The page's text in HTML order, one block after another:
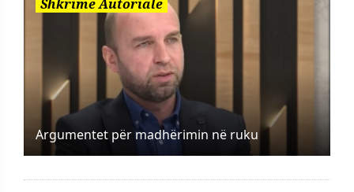
Shkrime Autoriale
Argumentet për madhërimin në ruku